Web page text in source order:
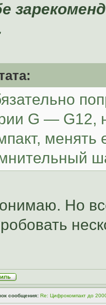
G — G12,
менять
Но
сообщения: Re: Цифрокомпакт до